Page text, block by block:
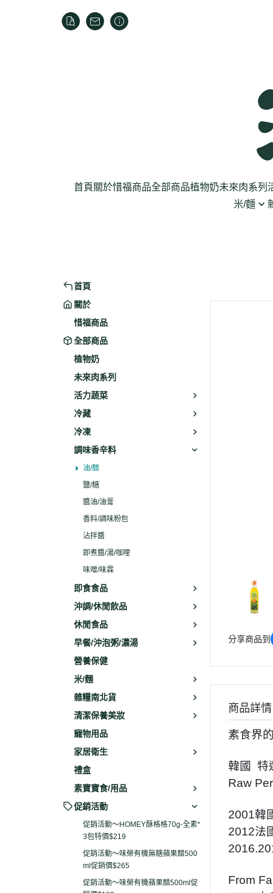
首頁 關於惜福商品全部商品植物奶未來肉系列
米/麵
首頁
關於
惜福商品
全部商品
植物奶
未來肉系列
活力蔬菜
冷藏
冷凍
調味香辛料
油/醋
鹽/糖
醬油/油膏
香料/調味粉包
沾拌醬
即煮醬/湯/咖哩
味噌/味霖
即食食品
沖調/休閒飲品
休閒食品
早餐/沖泡粥/濃湯
營養保健
米/麵
雜糧南北貨
清潔保養美妝
寵物用品
家居衛生
禮盒
素寶寶食/用品
促銷活動
促銷活動～HOMEY酥格格70g-全素*
3包特價$219
促銷活動～味榮有機無糖蘋果醋500
ml促銷價$265
促銷活動～味榮有機蘋果醋500ml促
分享商品到
商品詳情
素
韓國 特
Raw
2001韓
2012法
From